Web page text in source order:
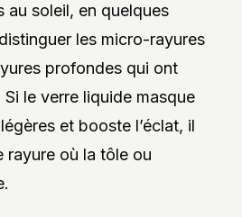
au soleil, en quelques
les micro-rayures
profondes qui ont
le verre liquide masque
et booste l’éclat, il
rayure où la tôle ou